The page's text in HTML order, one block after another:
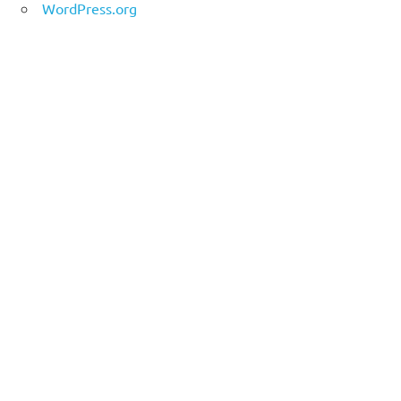
WordPress.org